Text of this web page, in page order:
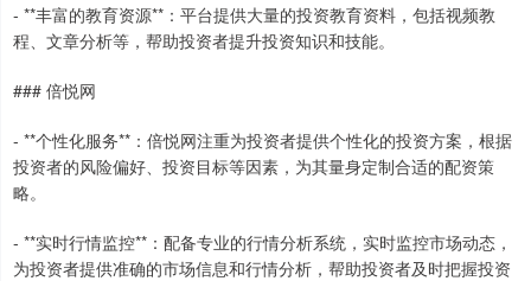
- **丰富的教育资源**：平台提供大量的投资教育资料，包括视频教
程、文章分析等，帮助投资者提升投资知识和技能。
### 倍悦网
- **个性化服务**：倍悦网注重为投资者提供个性化的投资方案，根据
投资者的风险偏好、投资目标等因素，为其量身定制合适的配资策
略。
- **实时行情监控**：配备专业的行情分析系统，实时监控市场动态，
为投资者提供准确的市场信息和行情分析，帮助投资者及时把握投资